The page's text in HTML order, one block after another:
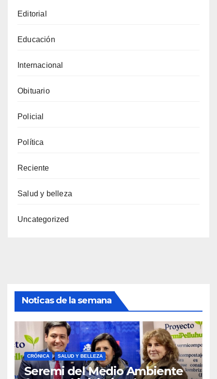
Editorial
Educación
Internacional
Obituario
Policial
Política
Reciente
Salud y belleza
Uncategorized
Noticas de la semana
CRÓNICA SALUD Y BELLEZA
Seremi del Medio Ambiente